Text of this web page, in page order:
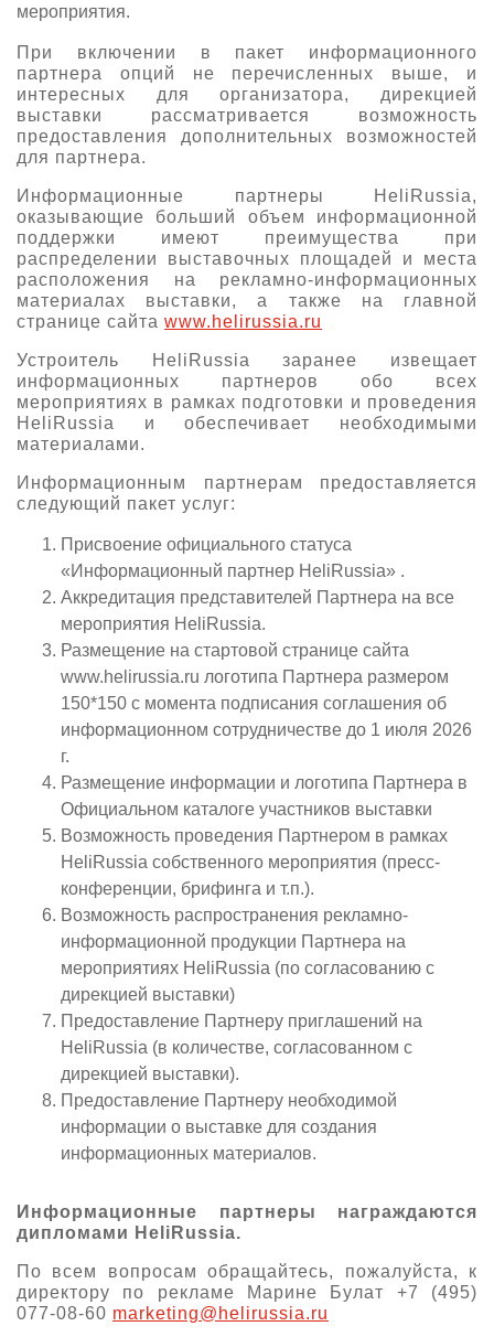
мероприятия.
При включении в пакет информационного
партнера опций не перечисленных выше, и
интересных для организатора, дирекцией
выставки рассматривается возможность
предоставления дополнительных возможностей
для партнера.
Информационные партнеры HeliRussia,
оказывающие больший объем информационной
поддержки имеют преимущества при
распределении выставочных площадей и места
расположения на рекламно-информационных
материалах выставки, а также на главной
странице сайта www.helirussia.ru
Устроитель HeliRussia заранее извещает
информационных партнеров обо всех
мероприятиях в рамках подготовки и проведения
HeliRussia и обеспечивает необходимыми
материалами.
Информационным партнерам предоставляется
следующий пакет услуг:
Присвоение официального статуса
«Информационный партнер HeliRussia» .
Аккредитация представителей Партнера на все
мероприятия HeliRussia.
Размещение на стартовой странице сайта
www.helirussia.ru логотипа Партнера размером
150*150 с момента подписания соглашения об
информационном сотрудничестве до 1 июля 2026
г.
Размещение информации и логотипа Партнера в
Официальном каталоге участников выставки
Возможность проведения Партнером в рамках
HeliRussia собственного мероприятия (пресс-
конференции, брифинга и т.п.).
Возможность распространения рекламно-
информационной продукции Партнера на
мероприятиях HeliRussia (по согласованию с
дирекцией выставки)
Предоставление Партнеру приглашений на
HeliRussia (в количестве, согласованном с
дирекцией выставки).
Предоставление Партнеру необходимой
информации о выставке для создания
информационных материалов.
Информационные партнеры награждаются
дипломами HeliRussia.
По всем вопросам обращайтесь, пожалуйста, к
директору по рекламе Марине Булат +7 (495)
077-08-60 marketing@helirussia.ru